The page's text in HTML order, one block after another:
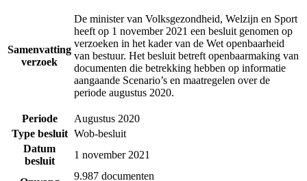
Samenvatting
verzoek
De minister van Volksgezondheid, Welzijn en Sport
heeft op 1 november 2021 een besluit genomen op
verzoeken in het kader van de Wet openbaarheid
van bestuur. Het besluit betreft openbaarmaking van
documenten die betrekking hebben op informatie
aangaande Scenario’s en maatregelen over de
periode augustus 2020.
Periode
Augustus 2020
Type besluit Wob-besluit
Datum
besluit
1 november 2021
9.987 documenten